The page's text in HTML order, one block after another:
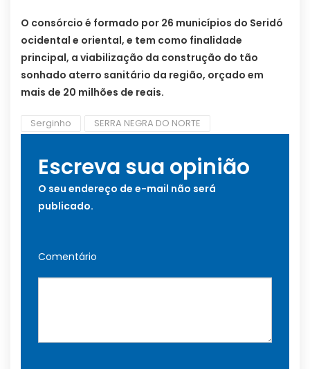
O consórcio é formado por 26 municípios do Seridó
ocidental e oriental, e tem como finalidade
principal, a viabilização da construção do tão
sonhado aterro sanitário da região, orçado em
mais de 20 milhões de reais.
Serginho SERRA NEGRA DO NORTE
Escreva sua opinião
O seu endereço de e-mail não será
publicado.
Comentário